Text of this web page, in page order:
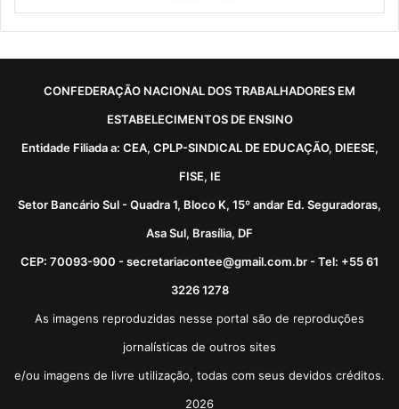
CONFEDERAÇÃO NACIONAL DOS TRABALHADORES EM
ESTABELECIMENTOS DE ENSINO
Entidade Filiada a: CEA, CPLP-SINDICAL DE EDUCAÇÃO, DIEESE,
FISE, IE
Setor Bancário Sul - Quadra 1, Bloco K, 15º andar Ed. Seguradoras,
Asa Sul, Brasília, DF
CEP: 70093-900 - secretariacontee@gmail.com.br - Tel: +55 61
3226 1278
As imagens reproduzidas nesse portal são de reproduções
jornalísticas de outros sites
e/ou imagens de livre utilização, todas com seus devidos créditos.
2026